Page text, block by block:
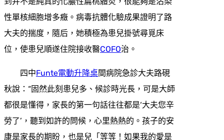
性單核細胞增多癥。病毒抗體化驗成果證明了路
大夫的揣度，隨后，她積極為患兒掛號尋覓床
位，使患兒順遂住院接收醫COFO治。
四中Funte電動升降桌間病院急診大夫路硯
秋說：“固然此刻患兒多、候診時光長，可是大師
都很是懂得，家長的第一句話往往都是‘大夫您辛
勞了’，聽到如許的問候，心里熱熱的。孩子的安
康是家長的期盼，也是兒「等等！如果我的愛是